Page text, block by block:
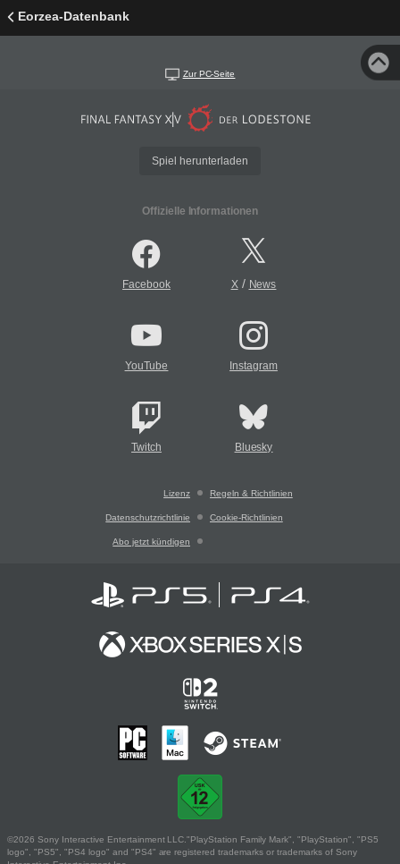
Eorzea-Datenbank
Zur PC-Seite
Spiel herunterladen
Offizielle Informationen
Facebook X/ News
YouTube Instagram
Twitch Bluesky
Lizenz Regeln & Richtlinien
Datenschutzrichtlinie Cookie-Richtlinien
Abo jetzt kündigen
©2026 Sony Interactive Entertainment LLC."PlayStation Family Mark", "PlayStation", "PS5
logo", "PS5", "PS4 logo" and "PS4" are registered trademarks or trademarks of Sony